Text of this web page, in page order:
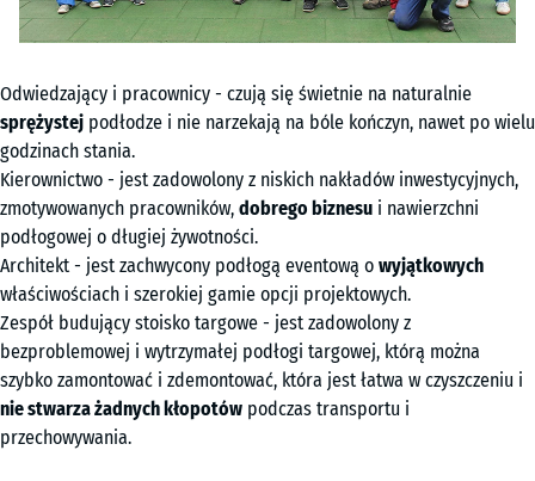
Odwiedzający i pracownicy - czują się świetnie na naturalnie
sprężystej podłodze i nie narzekają na bóle kończyn, nawet po wielu
godzinach stania.
Kierownictwo - jest zadowolony z niskich nakładów inwestycyjnych,
zmotywowanych pracowników, dobrego biznesu i nawierzchni
podłogowej o długiej żywotności.
Architekt - jest zachwycony podłogą eventową o wyjątkowych
właściwościach i szerokiej gamie opcji projektowych.
Zespół budujący stoisko targowe - jest zadowolony z
bezproblemowej i wytrzymałej podłogi targowej, którą można
szybko zamontować i zdemontować, która jest łatwa w czyszczeniu i
nie stwarza żadnych kłopotów podczas transportu i
przechowywania.